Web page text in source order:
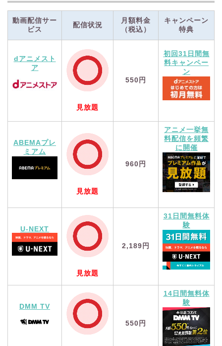
動画配信サー
ビス
配信状況
月額料金
（税込）
キャンペーン
特典
dアニメスト
ア
見放題
550円
初回31日間無
料キャンペー
ン
ABEMAプレ
ミアム
見放題
960円
アニメ一挙無
料配信を頻繁
に開催
U-NEXT
見放題
2,189円
31日間無料体
験
DMM TV
550円
14日間無料体
験